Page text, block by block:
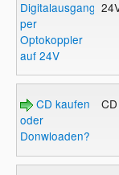
Digitalausgang
per
Optokoppler
auf 24V
CD kaufen
oder
Donwloaden?